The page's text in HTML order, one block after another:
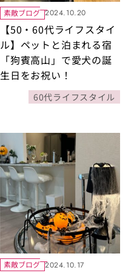
素敵ブログ 2024.10.20
【50・60代ライフスタイ
ル】ペットと泊まれる宿
「狗賓高山」で愛犬の誕
生日をお祝い！
60代ライフスタイル
素敵ブログ 2024.10.17